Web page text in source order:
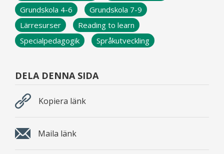
Grundskola 4-6
Grundskola 7-9
Lärresurser
Reading to learn
Specialpedagogik
Språkutveckling
DELA DENNA SIDA
Kopiera länk
Maila länk